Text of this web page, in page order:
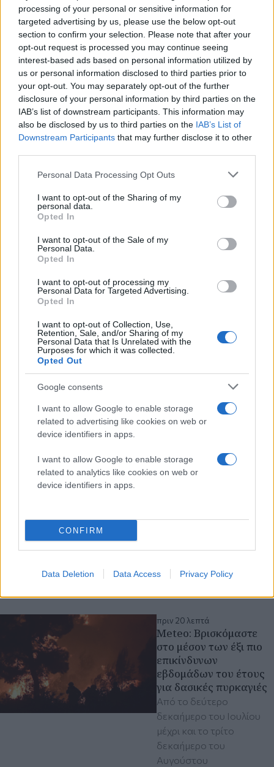
processing of your personal or sensitive information for
targeted advertising by us, please use the below opt-out
section to confirm your selection. Please note that after your
opt-out request is processed you may continue seeing
interest-based ads based on personal information utilized by
us or personal information disclosed to third parties prior to
your opt-out. You may separately opt-out of the further
disclosure of your personal information by third parties on the
IAB’s list of downstream participants. This information may
also be disclosed by us to third parties on the IAB’s List of
Downstream Participants that may further disclose it to other
Please note that this website/app uses one or more Google
not limited to your visit or usage behaviour. You may click to
grant or deny consent to Google and its third-party tags to
use your data for below specified purposes in below Google
consent section.
Personal Data Processing Opt Outs
I want to opt-out of the Sharing of my
personal data.
Opted In
I want to opt-out of the Sale of my
Personal Data.
Opted In
I want to opt-out of processing my
Personal Data for Targeted Advertising.
Opted In
I want to opt-out of Collection, Use,
Retention, Sale, and/or Sharing of my
Personal Data that Is Unrelated with the
Purposes for which it was collected.
Opted Out
Google consents
I want to allow Google to enable storage
related to advertising like cookies on web or
device identifiers in apps.
I want to allow Google to enable storage
related to analytics like cookies on web or
device identifiers in apps.
CONFIRM
Data Deletion Data Access Privacy Policy
Διαβάστε περισσότερα
Χαλκίδα: 35χρονη
έπεσε από την Υψηλή
Στη στεριά την ανέσυρε
112
πριν 20 λεπτά
Meteo: Βρισκόμαστε
στο μέσον των έξι πιο
επικίνδυνων
εβδομάδων του έτους
για δασικές πυρκαγιές
Από το δεύτερο
δεκαήμερο του Ιουλίου
μέχρι και το τρίτο
δεκαήμερο του
Αυγούστου